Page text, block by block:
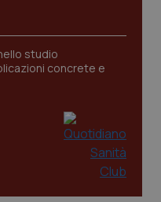
studio
concrete e
CookieScript